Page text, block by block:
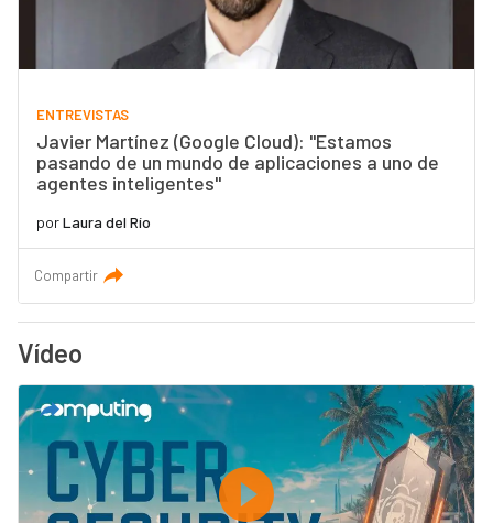
ENTREVISTAS
Javier Martínez (Google Cloud): "Estamos
pasando de un mundo de aplicaciones a uno de
agentes inteligentes"
porLaura del Río
Compartir
Vídeo